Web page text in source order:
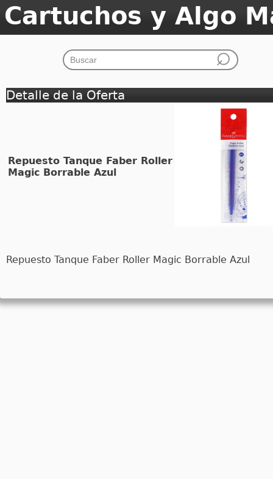
Cartuchos y Algo
Detalle de la Oferta
Repuesto Tanque Faber Roller
Magic Borrable Azul
Repuesto Tanque Faber Roller Magic Borrable Azul